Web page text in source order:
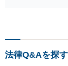
法律Q&Aを探す